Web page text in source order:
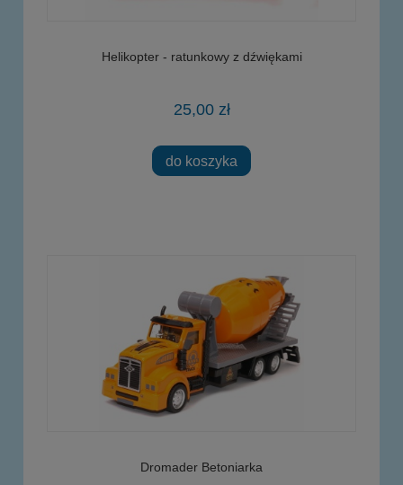
Helikopter - ratunkowy z dźwiękami
25,00 zł
do koszyka
Dromader Betoniarka